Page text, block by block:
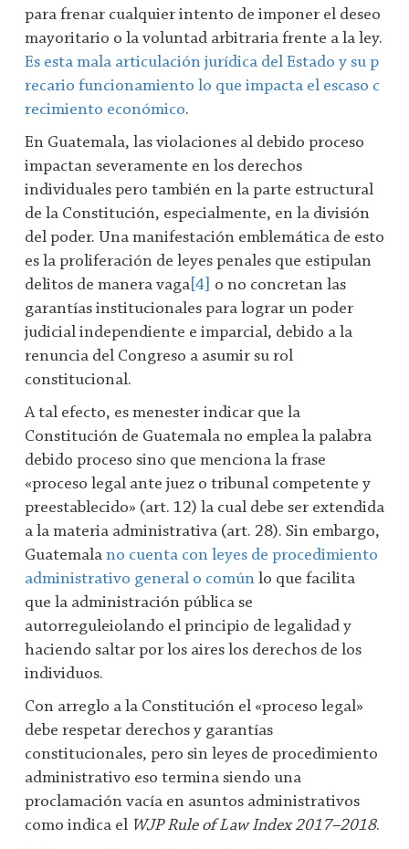
para frenar cualquier intento de imponer el deseo
mayoritario o la voluntad arbitraria frente a la ley.
Es esta mala articulación jurídica del Estado y su p
recario funcionamiento lo que impacta el escaso c
recimiento económico.
En Guatemala, las violaciones al debido proceso
impactan severamente en los derechos
individuales pero también en la parte estructural
de la Constitución, especialmente, en la división
del poder. Una manifestación emblemática de esto
es la proliferación de leyes penales que estipulan
delitos de manera vaga [4]
o no concretan las
garantías institucionales para lograr un poder
judicial independiente e imparcial, debido a la
renuncia del Congreso a asumir su rol
constitucional.
A tal efecto, es menester indicar que la
Constitución de Guatemala no emplea la palabra
debido proceso sino que menciona la frase
«proceso legal ante juez o tribunal competente y
preestablecido» (art. 12) la cual debe ser extendida
a la materia administrativa (art. 28). Sin embargo,
Guatemala no cuenta con leyes de procedimiento
administrativo general o común lo que facilita
que la administración pública se
autorreguleiolando el principio de legalidad y
haciendo saltar por los aires los derechos de los
individuos.
Con arreglo a la Constitución el «proceso legal»
debe respetar derechos y garantías
constitucionales, pero sin leyes de procedimiento
administrativo eso termina siendo una
proclamación vacía en asuntos administrativos
como indica el WJP Rule of Law Index 2017–2018.